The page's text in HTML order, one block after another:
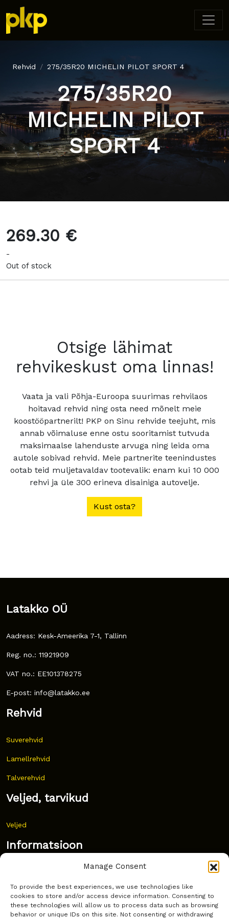
Manage Consent
To provide the best experiences, we use technologies like
cookies to store and/or access device information. Consenting to
these technologies will allow us to process data such as browsing
behavior or unique IDs on this site. Not consenting or withdrawing
Rehvid 275/35R20 MICHELIN PILOT SPORT 4
275/35R20
MICHELIN PILOT
SPORT 4
269.30 €
-
Out of stock
Otsige lähimat
rehvikeskust oma linnas!
Vaata ja vali Põhja-Euroopa suurimas rehvilaos
hoitavad rehvid ning osta need mõnelt meie
koostööpartnerilt! PKP on Sinu rehvide teejuht, mis
annab võimaluse enne ostu sooritamist tutvuda
maksimaalse lahenduste arvuga ning leida oma
autole sobivad rehvid. Meie partnerite teenindustes
ootab teid muljetavaldav tootevalik: enam kui 10 000
rehvi ja üle 300 erineva disainiga autovelje.
Kust osta?
Latakko OÜ
Aadress: Kesk-Ameerika 7-1, Tallinn
Reg. no.: 11921909
VAT no.: EE101378275
E-post: info@latakko.ee
Rehvid
Suverehvid
Lamellrehvid
Talverehvid
Veljed, tarvikud
Veljed
Informatsioon
Korduma kippuvad küsimused
Kust osta?